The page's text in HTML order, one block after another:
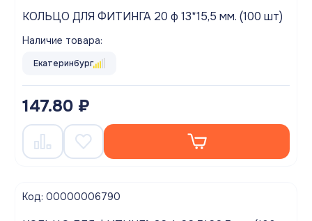
КОЛЬЦО ДЛЯ ФИТИНГА 20 ф 13*15,5 мм. (100 шт)
Наличие товара:
Екатеринбург
147.80 ₽
Код: 00000006790